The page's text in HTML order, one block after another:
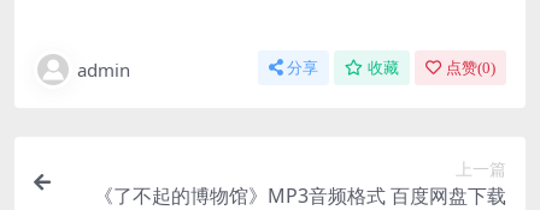
admin 分享 收藏 点赞(0)
上一篇
《了不起的博物馆》MP3音频格式 百度网盘下载